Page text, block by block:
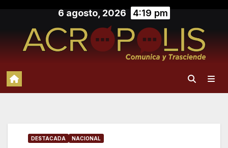
contenido
6 agosto, 2026 4:19 pm
DESTACADA NACIONAL